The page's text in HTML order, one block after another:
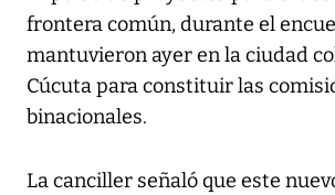
frontera común, durante el
mantuvieron ayer en la ciudad
Cúcuta para constituir las
binacionales.
La canciller señaló que este